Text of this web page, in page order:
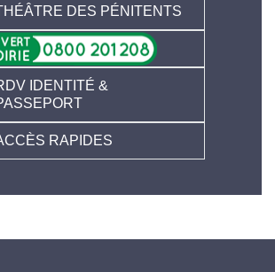
DES PÉNITENTS
IDENTITÉ &
RAPIDES